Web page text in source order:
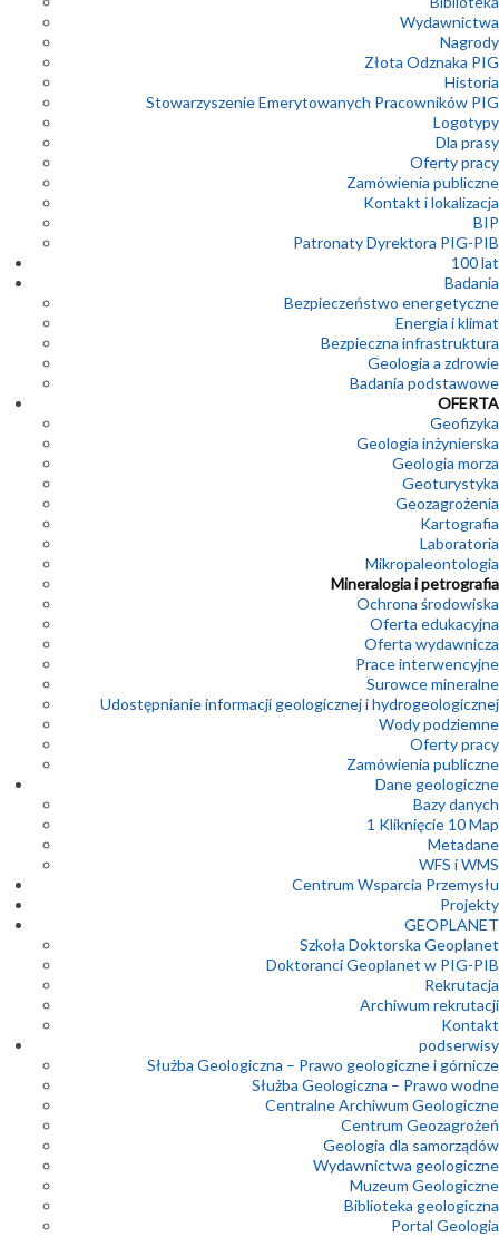
Wydawnictwa
Nagrody
Złota Odznaka PIG
Historia
Stowarzyszenie Emerytowanych Pracowników PIG
Logotypy
Dla prasy
Oferty pracy
Zamówienia publiczne
Kontakt i lokalizacja
BIP
Patronaty Dyrektora PIG-PIB
100 lat
Badania
Bezpieczeństwo energetyczne
Energia i klimat
Bezpieczna infrastruktura
Geologia a zdrowie
Badania podstawowe
OFERTA
Geofizyka
Geologia inżynierska
Geologia morza
Geoturystyka
Geozagrożenia
Kartografia
Laboratoria
Mikropaleontologia
Mineralogia i petrografia
Ochrona środowiska
Oferta edukacyjna
Oferta wydawnicza
Prace interwencyjne
Surowce mineralne
Udostępnianie informacji geologicznej i hydrogeologicznej
Wody podziemne
Oferty pracy
Zamówienia publiczne
Dane geologiczne
Bazy danych
1 Kliknięcie 10 Map
Metadane
WFS i WMS
Centrum Wsparcia Przemysłu
Projekty
GEOPLANET
Szkoła Doktorska Geoplanet
Doktoranci Geoplanet w PIG-PIB
Rekrutacja
Archiwum rekrutacji
Kontakt
podserwisy
Służba Geologiczna – Prawo geologiczne i górnicze
Służba Geologiczna – Prawo wodne
Centralne Archiwum Geologiczne
Centrum Geozagrożeń
Geologia dla samorządów
Wydawnictwa geologiczne
Muzeum Geologiczne
Biblioteka geologiczna
Portal Geologia